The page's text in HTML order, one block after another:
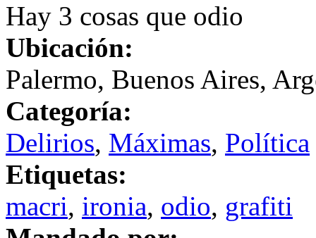
Hay 3 cosas que odio
Ubicación:
Palermo, Buenos Aires,
Categoría:
Delirios, Máximas, Política
Etiquetas:
macri, ironia, odio, grafiti